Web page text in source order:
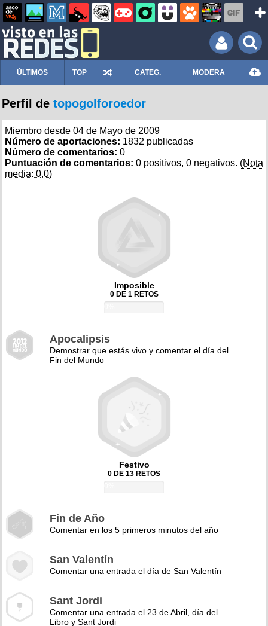
ÚLTIMOS TOP CATEG. MODERA
Perfil de topogolforoedor
Miembro desde 04 de Mayo de 2009
Número de aportaciones: 1832 publicadas
Número de comentarios: 0
Puntuación de comentarios: 0 positivos, 0 negativos. (Nota
media: 0,0)
Imposible
0 DE 1 RETOS
Apocalipsis
Demostrar que estás vivo y comentar el día del
Fin del Mundo
Festivo
0 DE 13 RETOS
Fin de Año
Comentar en los 5 primeros minutos del año
San Valentín
Comentar una entrada el día de San Valentín
Sant Jordi
Comentar una entrada el 23 de Abril, día del
Libro y Sant Jordi